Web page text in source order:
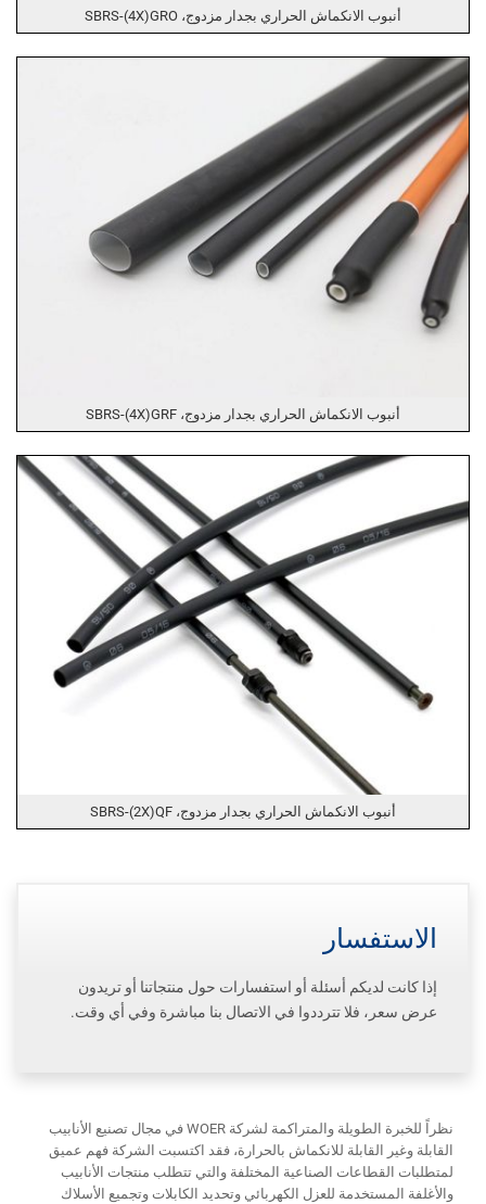
أنبوب الانكماش الحراري بجدار مزدوج، SBRS-(4X)GRO
أنبوب الانكماش الحراري بجدار مزدوج، SBRS-(4X)GRF
أنبوب الانكماش الحراري بجدار مزدوج، SBRS-(2X)QF
الاستفسار
إذا كانت لديكم أسئلة أو استفسارات حول منتجاتنا أو تريدون
عرض سعر، فلا تترددوا في الاتصال بنا مباشرة وفي أي وقت.
نظراً للخبرة الطويلة والمتراكمة لشركة WOER في مجال تصنيع الأنابيب
القابلة وغير القابلة للانكماش بالحرارة، فقد اكتسبت الشركة فهم عميق
لمتطلبات القطاعات الصناعية المختلفة والتي تتطلب منتجات الأنابيب
والأغلفة المستخدمة للعزل الكهربائي وتحديد الكابلات وتجميع الأسلاك